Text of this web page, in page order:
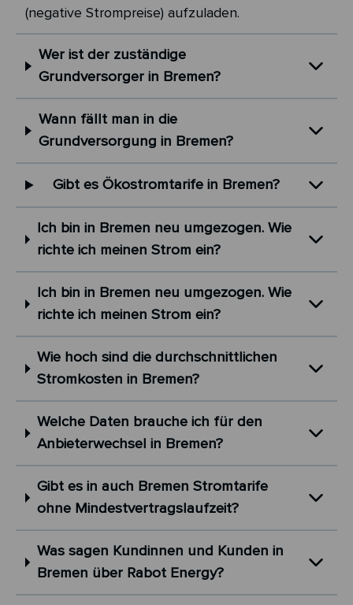
(negative Strompreise) aufzuladen.
Wer ist der zuständige
Grundversorger in Bremen?
Wann fällt man in die
Grundversorgung in Bremen?
Gibt es Ökostromtarife in Bremen?
Ich bin in Bremen neu umgezogen. Wie
richte ich meinen Strom ein?
Ich bin in Bremen neu umgezogen. Wie
richte ich meinen Strom ein?
Wie hoch sind die durchschnittlichen
Stromkosten in Bremen?
Welche Daten brauche ich für den
Anbieterwechsel in Bremen?
Gibt es in auch Bremen Stromtarife
ohne Mindestvertragslaufzeit?
Was sagen Kundinnen und Kunden in
Bremen über Rabot Energy?